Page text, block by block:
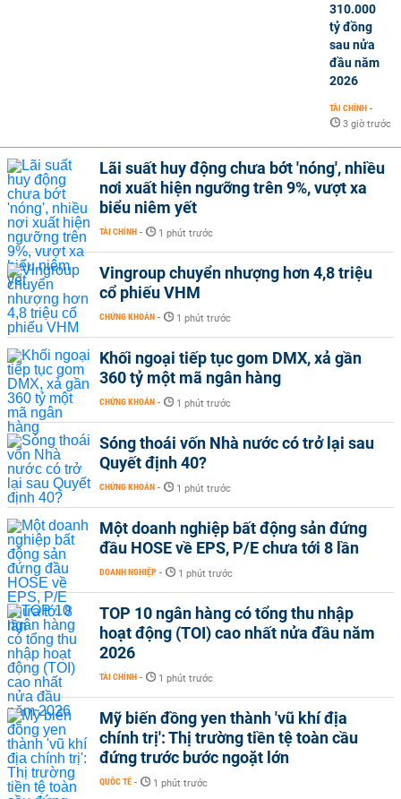
310.000
tỷ đồng
sau nửa
đầu năm
2026
TÀI CHÍNH -
3 giờ trước
Lãi suất huy động chưa bớt 'nóng', nhiều
nơi xuất hiện ngưỡng trên 9%, vượt xa
biểu niêm yết
TÀI CHÍNH - 1 phút trước
Vingroup chuyển nhượng hơn 4,8 triệu
cổ phiếu VHM
CHỨNG KHOÁN - 1 phút trước
Khối ngoại tiếp tục gom DMX, xả gần
360 tỷ một mã ngân hàng
CHỨNG KHOÁN - 1 phút trước
Sóng thoái vốn Nhà nước có trở lại sau
Quyết định 40?
CHỨNG KHOÁN - 1 phút trước
Một doanh nghiệp bất động sản đứng
đầu HOSE về EPS, P/E chưa tới 8 lần
DOANH NGHIỆP - 1 phút trước
TOP 10 ngân hàng có tổng thu nhập
hoạt động (TOI) cao nhất nửa đầu năm
2026
TÀI CHÍNH - 1 phút trước
Mỹ biến đồng yen thành 'vũ khí địa
chính trị': Thị trường tiền tệ toàn cầu
đứng trước bước ngoặt lớn
QUỐC TẾ - 1 phút trước